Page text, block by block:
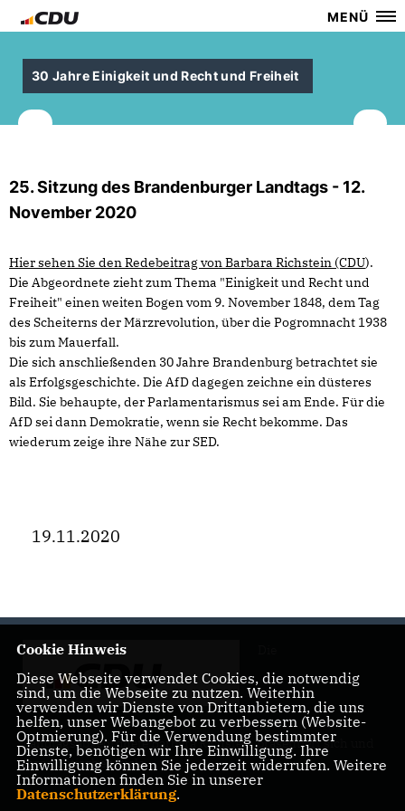
MENÜ
30 Jahre Einigkeit und Recht und Freiheit
25. Sitzung des Brandenburger Landtags - 12.
November 2020
Hier sehen Sie den Redebeitrag von Barbara Richstein (CDU).
Die Abgeordnete zieht zum Thema "Einigkeit und Recht und
Freiheit" einen weiten Bogen vom 9. November 1848, dem Tag
des Scheiterns der Märzrevolution, über die Pogromnacht 1938
bis zum Mauerfall.
Die sich anschließenden 30 Jahre Brandenburg betrachtet sie
als Erfolgsgeschichte. Die AfD dagegen zeichne ein düsteres
Bild. Sie behaupte, der Parlamentarismus sei am Ende. Für die
AfD sei dann Demokratie, wenn sie Recht bekomme. Das
wiederum zeige ihre Nähe zur SED.
19.11.2020
Landtagsabgeordnete Barbara Richstein präsentiert sich und
ihre politischen Ziele.
Cookie Hinweis
Diese Webseite verwendet Cookies, die notwendig
sind, um die Webseite zu nutzen. Weiterhin
verwenden wir Dienste von Drittanbietern, die uns
helfen, unser Webangebot zu verbessern (Website-
Optmierung). Für die Verwendung bestimmter
Dienste, benötigen wir Ihre Einwilligung. Ihre
Einwilligung können Sie jederzeit widerrufen. Weitere
Informationen finden Sie in unserer
Datenschutzerklärung.